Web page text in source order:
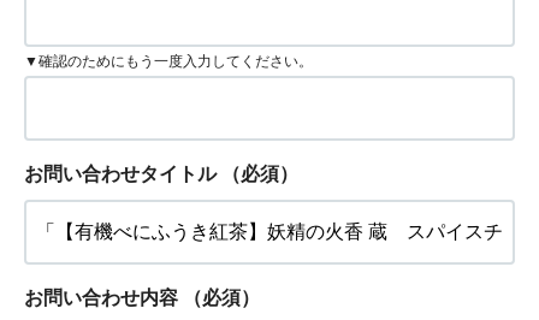
▼確認のためにもう一度入力してください。
お問い合わせタイトル （必須）
お問い合わせ内容 （必須）